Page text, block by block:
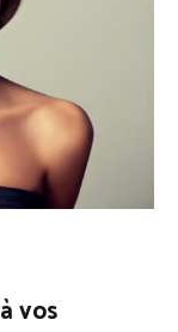
vos